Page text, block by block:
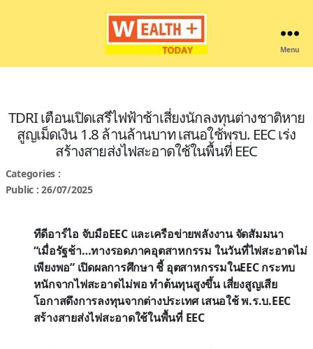
Menu
TDRI เตือนเปิดเสรีไฟฟ้าช้าเสี่ยงนักลงทุนต่างชาติหาย
สูญเม็ดเงิน 1.8 ล้านล้านบาท เสนอใช้พรบ. EEC เร่ง
สร้างสายส่งไฟสะอาดใช้ในพื้นที่ EEC
Categories :
Public : 26/07/2025
ทีดีอาร์ไอ จับมือEEC และเครือข่ายพลังงาน จัดสัมมนา
“เมื่อรัฐช้า…ทางรอดภาคอุตสาหกรรม ในวันที่ไฟสะอาดไม่
เพียงพอ” เปิดผลการศึกษา ชี้ อุตสาหกรรมในEEC กระทบ
หนักจากไฟสะอาดไม่พอ ทำต้นทุนสูงขึ้น เสี่ยงสูญเสีย
โอกาสดึงการลงทุนจากต่างประเทศ เสนอใช้ พ.ร.บ.EEC
สร้างสายส่งไฟสะอาดใช้ในพื้นที่ EEC